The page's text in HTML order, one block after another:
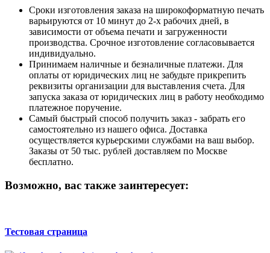
Сроки изготовления заказа на широкоформатную печать
варьируются от 10 минут до 2-х рабочих дней, в
зависимости от объема печати и загруженности
производства. Срочное изготовление согласовывается
индивидуально.
Принимаем наличные и безналичные платежи. Для
оплаты от юридических лиц не забудьте прикрепить
реквизиты организации для выставления счета. Для
запуска заказа от юридических лиц в работу необходимо
платежное поручение.
Самый быстрый способ получить заказ - забрать его
самостоятельно из нашего офиса. Доставка
осуществляется курьерскими службами на ваш выбор.
Заказы от 50 тыс. рублей доставляем по Москве
бесплатно.
Возможно, вас также заинтересует:
Тестовая страница